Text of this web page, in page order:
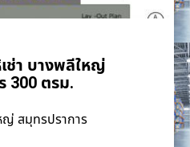
เช่า บางพลีใหญ่
300 ตรม.
ญ่ สมุทรปราการ